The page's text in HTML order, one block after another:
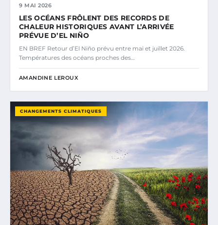
9 MAI 2026
LES OCÉANS FRÔLENT DES RECORDS DE
CHALEUR HISTORIQUES AVANT L’ARRIVÉE
PRÉVUE D’EL NIÑO
EN BREF Retour d’El Niño prévu entre mai et juillet 2026.
Températures des océans proches des…
AMANDINE LEROUX
CHANGEMENTS CLIMATIQUES